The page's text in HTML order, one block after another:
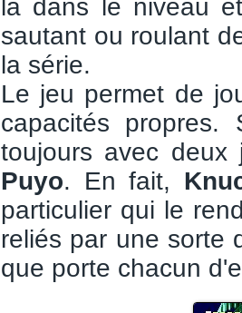
là dans le niveau
sautant ou roulant
la série.
Le jeu permet de
capacités
toujours avec
Puyo. En fait,
particulier qui le
reliés par une sorte
que porte chacun